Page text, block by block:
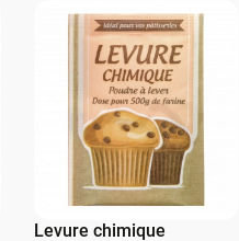
Levure chimique